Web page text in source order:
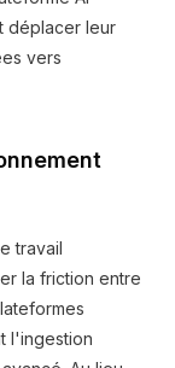
déplacer leur
vers
travail
la friction entre
l'ingestion